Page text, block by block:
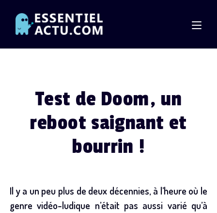
content
Test de Doom, un
reboot saignant et
bourrin !
Il y a un peu plus de deux décennies, à l’heure où le
genre vidéo-ludique n’était pas aussi varié qu’à